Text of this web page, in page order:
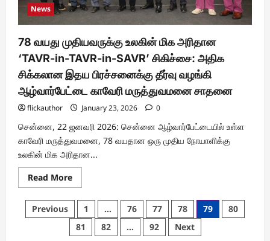
News
78 வயது முதியவருக்கு உலகின் மிக அரிதான
‘TAVR-in-TAVR-in-SAVR’ சிகிச்சை: அதிக
சிக்கலான இதய பிரச்சனைக்கு தீர்வு வழங்கி
ஆழ்வார்பேட்டை காவேரி மருத்துவமனை சாதனை
flickauthor January 23, 2026 0
சென்னை, 22 ஜனவரி 2026: சென்னை ஆழ்வார்பேட்டையில் உள்ள
காவேரி மருத்துவமனை, 78 வயதான ஒரு முதிய நோயாளிக்கு
உலகின் மிக அரிதான...
Read MoreRead
more
78
வயது
முதியவருக்கு
உலகின்
மிக
Posts
pagination
Previous 1 … 76 77 78 79
80
81
82 … 92 Next